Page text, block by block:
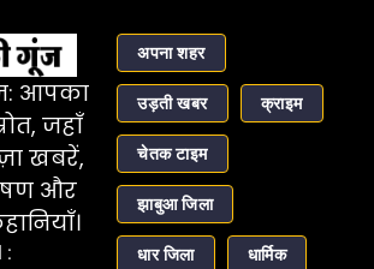
आपका
जहाँ
खबरें,
और
:
अपना शहर
उड़ती खबर क्राइम
चेतक टाइम
झाबुआ जिला
धार जिला धार्मिक